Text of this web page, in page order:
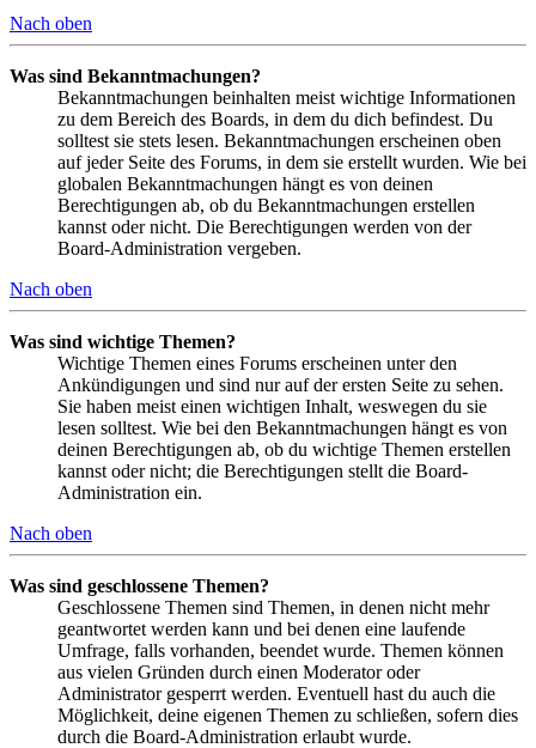
Nach oben
Was sind Bekanntmachungen?
Bekanntmachungen beinhalten meist wichtige Informationen
zu dem Bereich des Boards, in dem du dich befindest. Du
solltest sie stets lesen. Bekanntmachungen erscheinen oben
auf jeder Seite des Forums, in dem sie erstellt wurden. Wie bei
globalen Bekanntmachungen hängt es von deinen
Berechtigungen ab, ob du Bekanntmachungen erstellen
kannst oder nicht. Die Berechtigungen werden von der
Board-Administration vergeben.
Nach oben
Was sind wichtige Themen?
Wichtige Themen eines Forums erscheinen unter den
Ankündigungen und sind nur auf der ersten Seite zu sehen.
Sie haben meist einen wichtigen Inhalt, weswegen du sie
lesen solltest. Wie bei den Bekanntmachungen hängt es von
deinen Berechtigungen ab, ob du wichtige Themen erstellen
kannst oder nicht; die Berechtigungen stellt die Board-
Administration ein.
Nach oben
Was sind geschlossene Themen?
Geschlossene Themen sind Themen, in denen nicht mehr
geantwortet werden kann und bei denen eine laufende
Umfrage, falls vorhanden, beendet wurde. Themen können
aus vielen Gründen durch einen Moderator oder
Administrator gesperrt werden. Eventuell hast du auch die
Möglichkeit, deine eigenen Themen zu schließen, sofern dies
durch die Board-Administration erlaubt wurde.